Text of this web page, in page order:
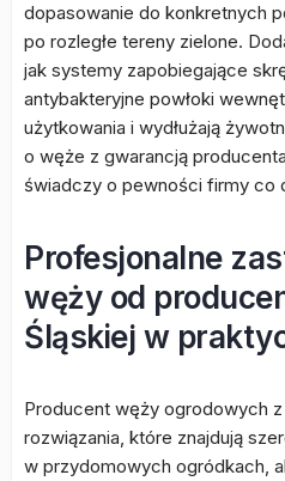
dopasowanie do konkretnych
po rozległe tereny zielone.
jak systemy zapobiegające
antybakteryjne powłoki
użytkowania i wydłużają
o węże z gwarancją
świadczy o pewności firmy co
Profesjonalne
węży od
Śląskiej w
Producent węży ogrodowych
rozwiązania, które znajdują
w przydomowych ogródkach,